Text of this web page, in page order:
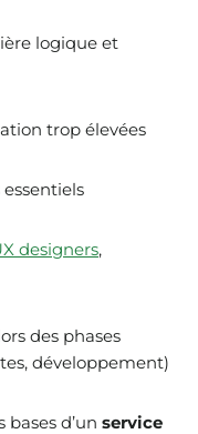
logique et
trop élevées
designers,
des phases
développement)
bases d’un service